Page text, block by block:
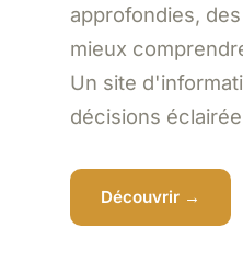
approfondies,
mieux
Un site
décisions
Découvrir →